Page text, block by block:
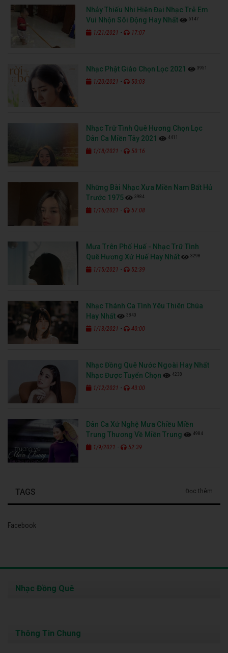
Nhảy Thiếu Nhi Hiện Đại Nhạc Trẻ Em
Vui Nhộn Sôi Động Hay Nhất
5147
1/21/2021 - 17:07
Nhạc Phật Giáo Chọn Lọc 2021 3951
1/20/2021 - 50:03
Nhạc Trữ Tình Quê Hương Chọn Lọc
Dân Ca Miền Tây 2021
4411
1/18/2021 - 50:16
Những Bài Nhạc Xưa Miền Nam Bất Hủ
Trước 1975
3984
1/16/2021 - 57:08
Mưa Trên Phố Huế - Nhạc Trữ Tình
Quê Hương Xứ Huế Hay Nhất
3298
1/15/2021 - 52:39
Nhạc Thánh Ca Tình Yêu Thiên Chúa
Hay Nhất
3840
1/13/2021 - 40:00
Nhạc Đồng Quê Nước Ngoài Hay Nhất
Nhạc Được Tuyển Chọn
4238
1/12/2021 - 43:00
Dân Ca Xứ Nghệ Mưa Chiều Miền
Trung Thương Về Miền Trung
4984
1/9/2021 - 52:39
TAGS Đọc thêm
Facebook
Nhạc Đồng Quê
Thông Tin Chung